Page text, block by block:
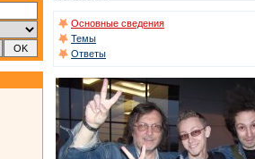
Основные сведения
Темы
Ответы